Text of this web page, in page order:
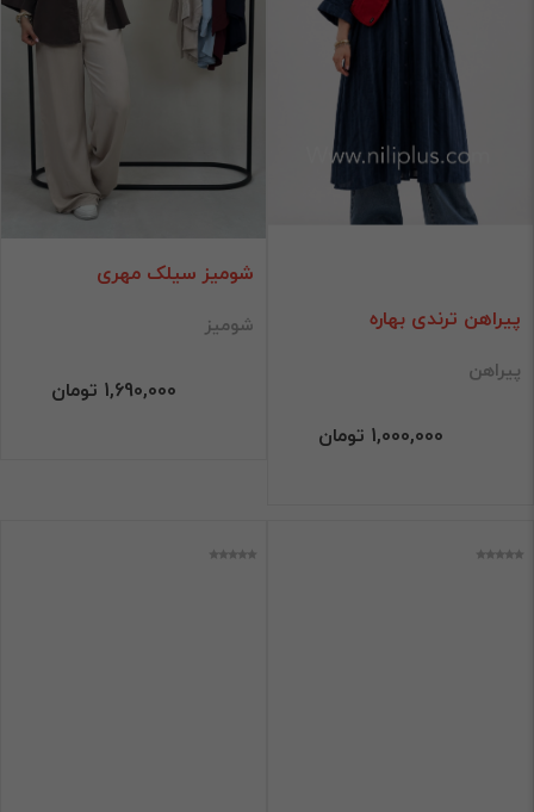
شال و روسری
پیراهن و دامن
برند
فقط کالاهای موجود
تومان
پیراهن ترندی بهاره
پیراهن
1,000,000 تومان
شومیز سیلک مهری
شومیز
1,690,000 تومان